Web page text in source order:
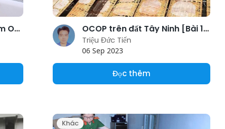
Thúc đẩy tiêu thụ sản phẩm OCOP OCOP trên đất Tây Ninh [Bài 1]: Câu chuyện về bánh tráng, sầu riêng và rau rừng
Triệu Đức Tiến
06 Sep 2023
Đọc thêm
Khác